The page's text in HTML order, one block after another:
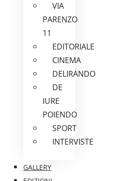
VIA
PARENZO
11
EDITORIALE
CINEMA
DELIRANDO
DE
IURE
POIENDO
SPORT
INTERVISTE
GALLERY